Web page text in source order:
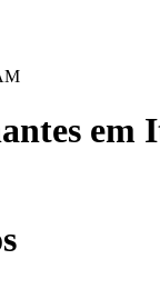
em
s